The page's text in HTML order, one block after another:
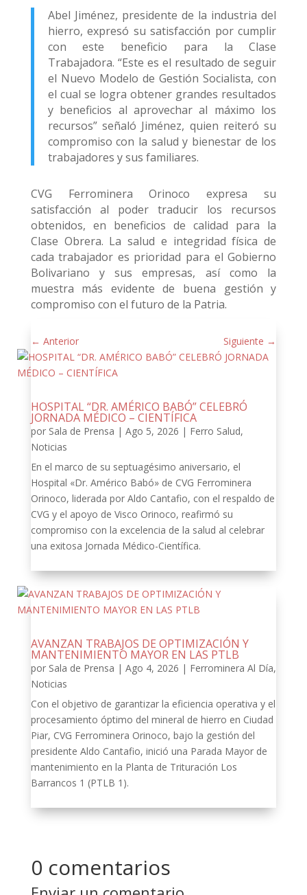
Abel Jiménez, presidente de la industria del
hierro, expresó su satisfacción por cumplir
con este beneficio para la Clase
Trabajadora. “Este es el resultado de seguir
el Nuevo Modelo de Gestión Socialista, con
el cual se logra obtener grandes resultados
y beneficios al aprovechar al máximo los
recursos” señaló Jiménez, quien reiteró su
compromiso con la salud y bienestar de los
trabajadores y sus familiares.
CVG Ferrominera Orinoco expresa su
satisfacción al poder traducir los recursos
obtenidos, en beneficios de calidad para la
Clase Obrera. La salud e integridad física de
cada trabajador es prioridad para el Gobierno
Bolivariano y sus empresas, así como la
muestra más evidente de buena gestión y
compromiso con el futuro de la Patria.
← Anterior Siguiente →
HOSPITAL “DR. AMÉRICO BABÓ” CELEBRÓ
JORNADA MÉDICO – CIENTÍFICA
por Sala de Prensa | Ago 5, 2026 | Ferro Salud,
Noticias
En el marco de su septuagésimo aniversario, el
Hospital «Dr. Américo Babó» de CVG Ferrominera
Orinoco, liderada por Aldo Cantafio, con el respaldo de
CVG y el apoyo de Visco Orinoco, reafirmó su
compromiso con la excelencia de la salud al celebrar
una exitosa Jornada Médico-Científica.
AVANZAN TRABAJOS DE OPTIMIZACIÓN Y
MANTENIMIENTO MAYOR EN LAS PTLB
por Sala de Prensa | Ago 4, 2026 | Ferrominera Al Día,
Noticias
Con el objetivo de garantizar la eficiencia operativa y el
procesamiento óptimo del mineral de hierro en Ciudad
Piar, CVG Ferrominera Orinoco, bajo la gestión del
presidente Aldo Cantafio, inició una Parada Mayor de
mantenimiento en la Planta de Trituración Los
Barrancos 1 (PTLB 1).
0 comentarios